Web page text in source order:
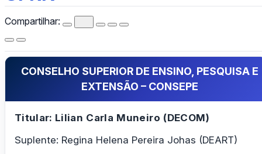
Compartilhar:
CONSELHO SUPERIOR DE ENSINO, PESQUISA E
EXTENSÃO – CONSEPE
Titular: Lilian Carla Muneiro (DECOM)
Suplente: Regina Helena Pereira Johas (DEART)